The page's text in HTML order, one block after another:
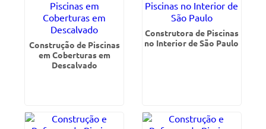
Construção de Piscinas
em Coberturas em
Descalvado
Construtora de Piscinas
no Interior de São Paulo